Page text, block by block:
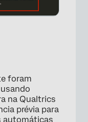
×
foram
na Qualtrics
prévia para
automáticas